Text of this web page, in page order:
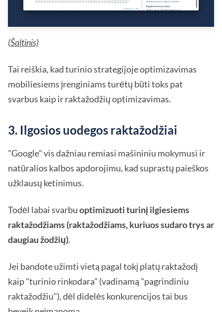
(Šaltinis)
Tai reiškia, kad turinio strategijoje optimizavimas
mobiliesiems įrenginiams turėtų būti toks pat
svarbus kaip ir raktažodžių optimizavimas.
3. Ilgosios uodegos raktažodžiai
"Google" vis dažniau remiasi mašininiu mokymusi ir
natūralios kalbos apdorojimu, kad suprastų paieškos
užklausų ketinimus.
Todėl labai svarbuoptimizuoti turinį ilgiesiems
raktažodžiams (raktažodžiams, kuriuos sudaro trys ar
daugiau žodžių).
Jei bandote užimti vietą pagal tokį platų raktažodį
kaip "turinio rinkodara" (vadinamą "pagrindiniu
raktažodžiu"), dėl didelės konkurencijos tai bus